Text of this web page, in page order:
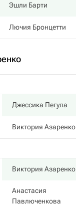
Эшли Барти
Лючия Бронцетти
Джессика Пегула
Виктория Азаренко
Виктория Азаренко
Анастасия
Павлюченкова